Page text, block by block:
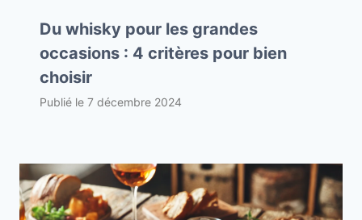
Du whisky pour les grandes
occasions : 4 critères pour bien
choisir
Publié le 7 décembre 2024